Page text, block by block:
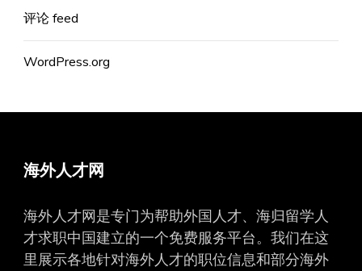
评论 feed
WordPress.org
海外人才网
海外人才网是专门为帮助外国人才、海归留学人
才求职中国建立的一个免费服务平台。我们在这
里展示各地针对海外人才的职位信息和部分海外